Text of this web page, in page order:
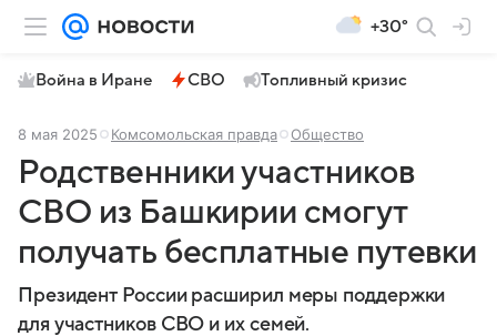
+30°
Война в Иране СВО Топливный кризис
8 мая 2025 Комсомольская правда Общество
Родственники участников
СВО из Башкирии смогут
получать бесплатные путевки
Президент России расширил меры поддержки
для участников СВО и их семей.